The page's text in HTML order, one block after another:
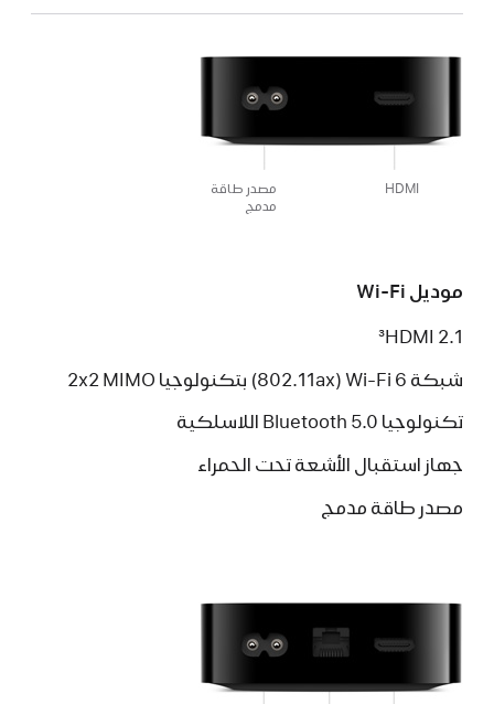
مصدر طاقة
مدمج
HDMI
موديل Wi-Fi
HDMI 2.1‏
3
شبكة Wi-Fi 6 ‏(802.11ax) بتكنولوجيا MIMO ‏2x2‏
تكنولوجيا ‏Bluetooth 5.0
اللاسلكية
جهاز استقبال الأشعة تحت الحمراء
مصدر طاقة مدمج